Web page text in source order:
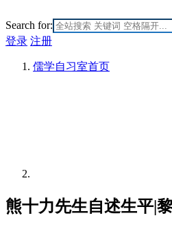
Search for:
登录 注册
儒学自习室首页
熊十力先生自述生平|